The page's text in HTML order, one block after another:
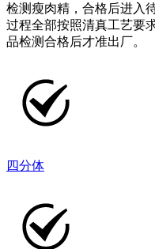
检测瘦肉精，合格后进入
过程全部按照清真工艺要
品检测合格后才准出厂。
四分体